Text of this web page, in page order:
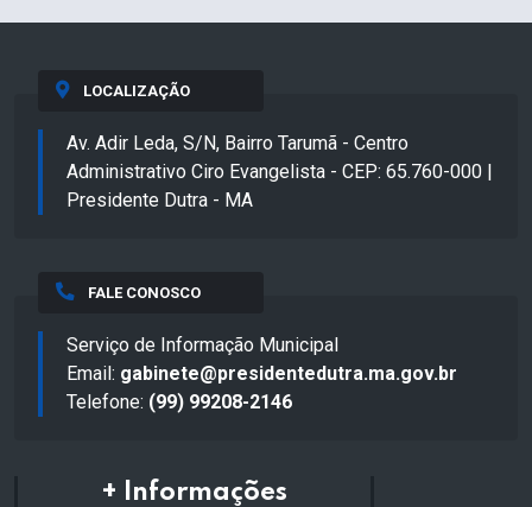
LOCALIZAÇÃO
Av. Adir Leda, S/N, Bairro Tarumã - Centro
Administrativo Ciro Evangelista - CEP: 65.760-000 |
Presidente Dutra - MA
FALE CONOSCO
Serviço de Informação Municipal
Email: gabinete@presidentedutra.ma.gov.br
Telefone: (99) 99208-2146
+ Informações